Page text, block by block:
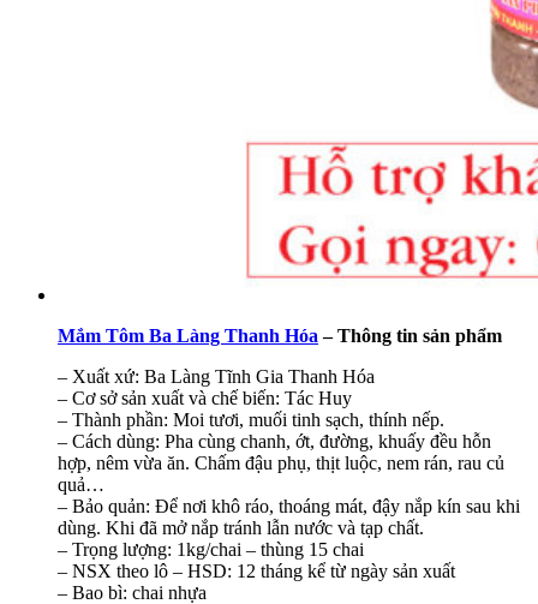
Mắm Tôm Ba Làng Thanh Hóa – Thông tin sản phẩm
– Xuất xứ: Ba Làng Tĩnh Gia Thanh Hóa
– Cơ sở sản xuất và chế biến: Tác Huy
– Thành phần: Moi tươi, muối tinh sạch, thính nếp.
– Cách dùng: Pha cùng chanh, ớt, đường, khuấy đều hỗn
hợp, nêm vừa ăn. Chấm đậu phụ, thịt luộc, nem rán, rau củ
quả…
– Bảo quản: Để nơi khô ráo, thoáng mát, đậy nắp kín sau khi
dùng. Khi đã mở nắp tránh lẫn nước và tạp chất.
– Trọng lượng: 1kg/chai – thùng 15 chai
– NSX theo lô – HSD: 12 tháng kể từ ngày sản xuất
– Bao bì: chai nhựa